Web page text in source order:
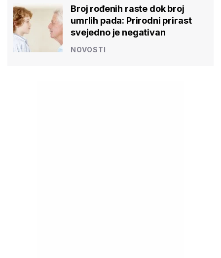
Broj rođenih raste dok broj
umrlih pada: Prirodni prirast
svejedno je negativan
NOVOSTI